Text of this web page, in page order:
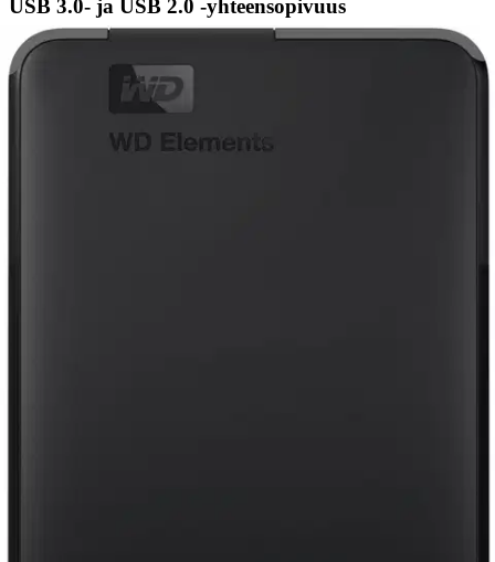
USB 3.0- ja USB 2.0 -yhteensopivuus
Toimii saumattomasti USB 3.0 -laitteiden kanssa ja on taaksepäin
yhteensopiva myös USB 2.0 -laitteiden kanssa.
Suuri kapasiteetti pienessä kotelossa
Pieni ja kevyt rakenne tarjoaa suuren kapasiteetin tallennustilaa,